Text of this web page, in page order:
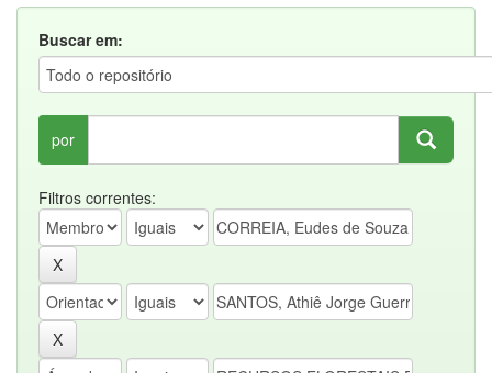
Buscar em:
por
Filtros correntes: